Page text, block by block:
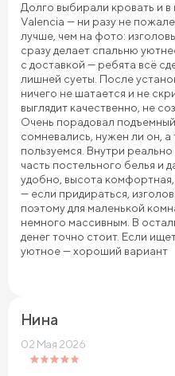
Долго выбирали кровать и в
Valencia — ни разу не
лучше, чем на фото:
сразу делает спальню
с доставкой — ребята всё
лишней суеты. После
ничего не шатается и не
выглядит качественно, не
Очень порадовал
сомневались, нужен ли он,
пользуемся. Внутри
часть постельного белья и
удобно, высота комфортная,
— если придираться,
поэтому для маленькой
немного массивным. В
денег точно стоит. Если
уютное — хороший вариант
Нина
02 Мая 2026